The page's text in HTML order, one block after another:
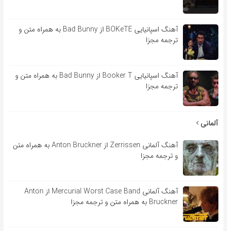
آهنگ اسپانیایی BOKeTE از Bad Bunny به همراه متن و
ترجمه مجزا
آهنگ اسپانیایی Booker T از Bad Bunny به همراه متن و
ترجمه مجزا
آلمانی
آهنگ آلمانی Zerrissen از Anton Bruckner به همراه متن
و ترجمه مجزا
آهنگ آلمانی Mercurial Worst Case Band از Anton
Bruckner به همراه متن و ترجمه مجزا